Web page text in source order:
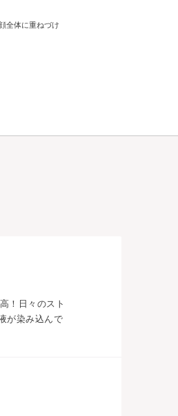
全体に重ねづけ
！日々のスト
が染み込んで